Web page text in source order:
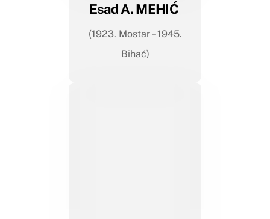
Esad A. MEHIĆ
(1923. Mostar – 1945.
Bihać)